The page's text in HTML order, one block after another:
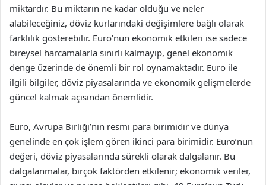
miktardır. Bu miktarın ne kadar olduğu ve neler
alabileceğiniz, döviz kurlarındaki değişimlere bağlı olarak
farklılık gösterebilir. Euro’nun ekonomik etkileri ise sadece
bireysel harcamalarla sınırlı kalmayıp, genel ekonomik
denge üzerinde de önemli bir rol oynamaktadır. Euro ile
ilgili bilgiler, döviz piyasalarında ve ekonomik gelişmelerde
güncel kalmak açısından önemlidir.
Euro, Avrupa Birliği’nin resmi para birimidir ve dünya
genelinde en çok işlem gören ikinci para birimidir. Euro’nun
değeri, döviz piyasalarında sürekli olarak dalgalanır. Bu
dalgalanmalar, birçok faktörden etkilenir; ekonomik veriler,